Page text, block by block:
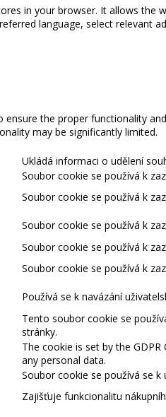
in your browser. It allows
language, select
ensure the proper functionality
may be significantly limited.
Ukládá informaci o udělení
Soubor cookie se používá k
Soubor cookie se používá k
Soubor cookie se používá k
Soubor cookie se používá k
Soubor cookie se používá k
Používá se k navázání
Tento soubor cookie se
stránky.
The cookie is set by the
any personal data.
Soubor cookie se používá se
Zajišťuje funkcionalitu